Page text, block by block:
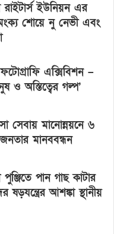
রাইটার্স ইউনিয়ন এর
মংক্য শোয়ে নু নেভী এবং
এক্সিবিশন –
ও অস্তিত্বের গল্প’
সেবায় মানোন্নয়নে ৬
মানববন্ধন
পুঞ্জিতে পান গাছ কাটার
আশঙ্কা স্থানীয়